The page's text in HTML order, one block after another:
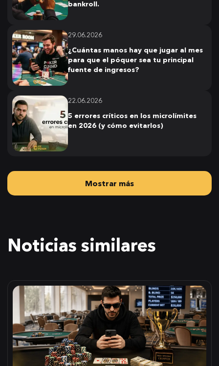
bankroll.
29.06.2026
¿Cuántas manos hay que jugar al mes
para que el póquer sea tu principal
fuente de ingresos?
22.06.2026
5 errores críticos en los microlímites
en 2026 (y cómo evitarlos)
Mostrar más
Noticias similares